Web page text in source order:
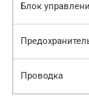
Блок
Проводка